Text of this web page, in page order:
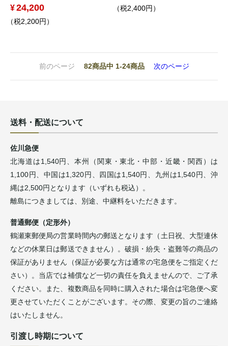
24,200
（税2,200円）
（税2,400円）
前のページ 82商品中 1-24商品 次のページ
送料・配送について
佐川急便
北海道は1,540円、本州（関東・東北・中部・近畿・関西）は
1,100円、中国は1,320円、四国は1,540円、九州は1,540円、沖
縄は2,500円となります（いずれも税込）。
離島につきましては、別途、中継料をいただきます。
普通郵便（定形外）
鶴瀬東郵便局の営業時間内の郵送となります（土日祝、大型連休
などの休業日は郵送できません）。破損・紛失・盗難等の商品の
保証がありません（保証が必要な方は通常の宅急便をご指定くだ
さい）。当店では補償など一切の責任を負えませんので、ご了承
ください。また、複数商品を同時に購入された場合は宅急便へ変
更させていただくことがございます。その際、変更の旨のご連絡
はいたしません。
引渡し時期について